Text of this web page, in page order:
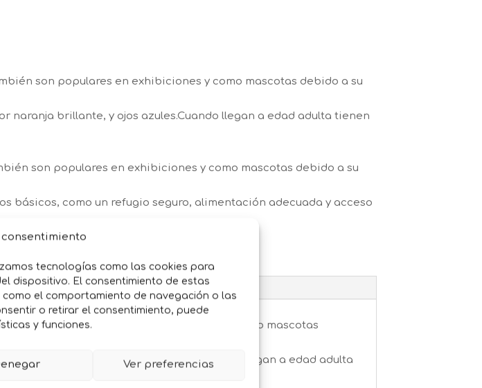
consentimiento
tecnologías como las cookies para
dispositivo. El consentimiento de estas
el comportamiento de navegación o las
o retirar el consentimiento, puede
y funciones.
Ver preferencias
son populares en exhibiciones y como mascotas debido a su
naranja brillante, y ojos azules.Cuando llegan a edad adulta tienen
son populares en exhibiciones y como mascotas debido a su
básicos, como un refugio seguro, alimentación adecuada y acceso
también son populares en exhibiciones y como mascotas
naranja brillante, y ojos azules.Cuando llegan a edad adulta